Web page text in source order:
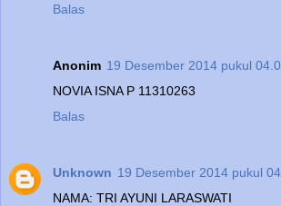
Balas
Anonim 19 Desember 2014 pukul
NOVIA ISNA P 11310263
Balas
Unknown 19 Desember 2014 pukul
NAMA: TRI AYUNI LARASWATI